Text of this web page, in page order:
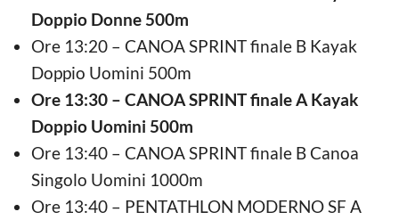
Doppio Donne 500m
Ore 13:20 – CANOA SPRINT finale B Kayak
Doppio Uomini 500m
Ore 13:30 – CANOA SPRINT finale A Kayak
Doppio Uomini 500m
Ore 13:40 – CANOA SPRINT finale B Canoa
Singolo Uomini 1000m
Ore 13:40 – PENTATHLON MODERNO SF A